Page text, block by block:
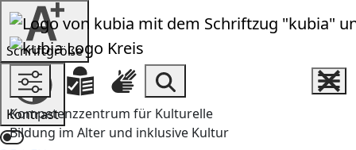
Zum Inhalt springen
Einstellungen und Hilfen
Kompetenzzentrum für Kulturelle
Bildung im Alter und inklusive Kultur
Schrift­größe
Kontrast